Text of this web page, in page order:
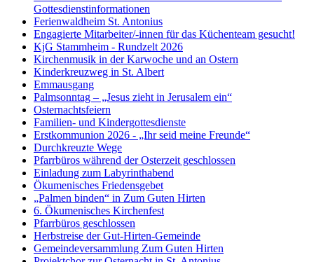
Gottesdienstinformationen
Ferienwaldheim St. Antonius
Engagierte Mitarbeiter/-innen für das Küchenteam gesucht!
KjG Stammheim - Rundzelt 2026
Kirchenmusik in der Karwoche und an Ostern
Kinderkreuzweg in St. Albert
Emmausgang
Palmsonntag – „Jesus zieht in Jerusalem ein“
Osternachtsfeiern
Familien- und Kindergottesdienste
Erstkommunion 2026 - „Ihr seid meine Freunde“
Durchkreuzte Wege
Pfarrbüros während der Osterzeit geschlossen
Einladung zum Labyrinthabend
Ökumenisches Friedensgebet
„Palmen binden“ in Zum Guten Hirten
6. Ökumenisches Kirchenfest
Pfarrbüros geschlossen
Herbstreise der Gut-Hirten-Gemeinde
Gemeindeversammlung Zum Guten Hirten